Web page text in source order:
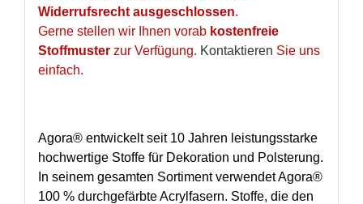
Widerrufsrecht ausgeschlossen.
Gerne stellen wir Ihnen vorab kostenfreie
Stoffmusterzur Verfügung. Kontaktieren Sie uns
einfach.
Agora® entwickelt seit 10 Jahren leistungsstarke
hochwertige Stoffe für Dekoration und Polsterung.
In seinem gesamten Sortiment verwendet Agora®
100 % durchgefärbte Acrylfasern. Stoffe, die den